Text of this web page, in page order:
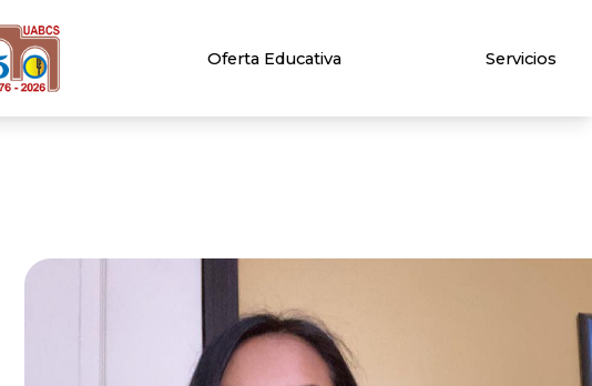
Oferta Educativa Servicios